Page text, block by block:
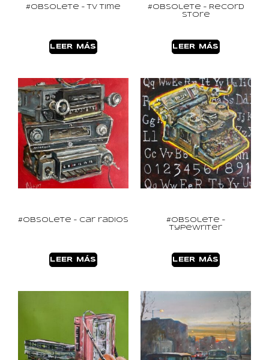
#Obsolete – TV Time
LEER MÁS
#Obsolete – Record
Store
LEER MÁS
#Obsolete – Car radios
LEER MÁS
#Obsolete –
typewriter
LEER MÁS